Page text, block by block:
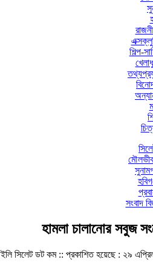
শিল্প-
সংবাদ
হামলা চালানোর সবুজ
সিলেট ডট কম ::প্রকাশিত হয়েছে : ২৯